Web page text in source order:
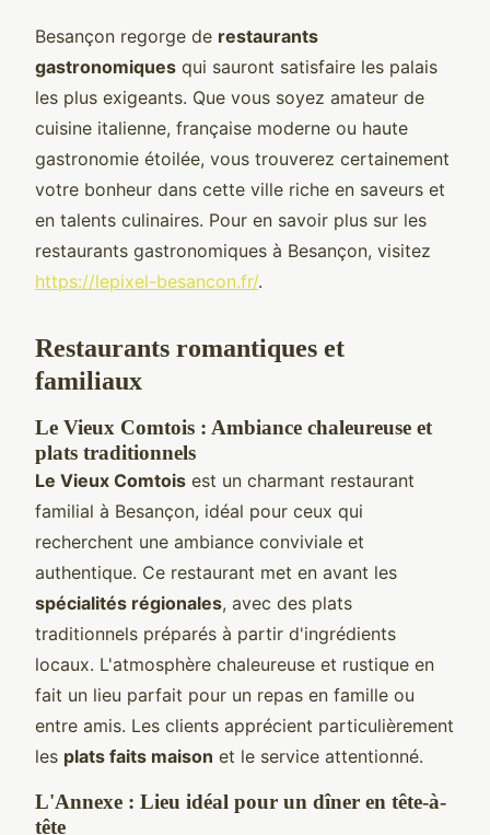
Besançon regorge de restaurants
gastronomiques qui sauront satisfaire les palais
les plus exigeants. Que vous soyez amateur de
cuisine italienne, française moderne ou haute
gastronomie étoilée, vous trouverez certainement
votre bonheur dans cette ville riche en saveurs et
en talents culinaires. Pour en savoir plus sur les
restaurants gastronomiques à Besançon, visitez
https://lepixel-besancon.fr/.
Restaurants romantiques et
familiaux
Le Vieux Comtois : Ambiance chaleureuse et
plats traditionnels
Le Vieux Comtois est un charmant restaurant
familial à Besançon, idéal pour ceux qui
recherchent une ambiance conviviale et
authentique. Ce restaurant met en avant les
spécialités régionales, avec des plats
traditionnels préparés à partir d'ingrédients
locaux. L'atmosphère chaleureuse et rustique en
fait un lieu parfait pour un repas en famille ou
entre amis. Les clients apprécient particulièrement
les plats faits maison et le service attentionné.
L'Annexe : Lieu idéal pour un dîner en tête-à-
tête